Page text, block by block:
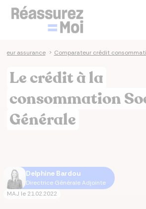
assurance > Comparateur crédit
Le crédit à la
consommation
Générale
Delphine Bardou
Directrice Générale Adjointe
MAJ le 21.02.2022